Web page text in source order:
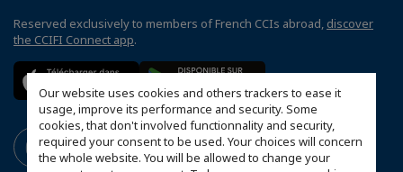
Our website uses cookies and others trackers to ease it
usage, improve its performance and security. Some
cookies, that don't involved functionnality and security,
required your consent to be used. Your choices will concern
the whole website. You will be allowed to change your
Reserved exclusively to members of French CCIs abroad, discover
the CCIFI Connect app.